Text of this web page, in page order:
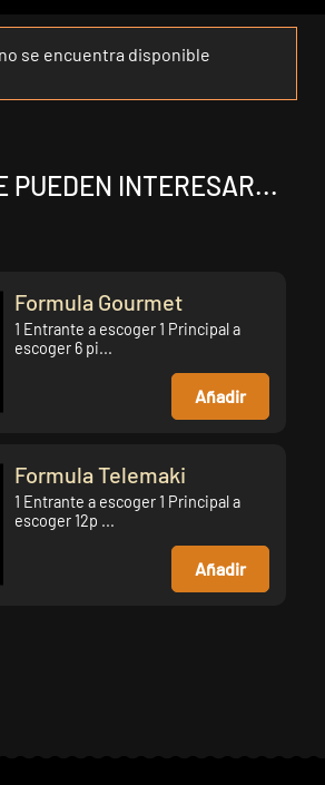
se encuentra disponible
PUEDEN INTERESAR...
Formula Gourmet
1 Entrante a escoger 1 Principal a
escoger 6 pi...
Añadir
Formula Telemaki
1 Entrante a escoger 1 Principal a
escoger 12p ...
Añadir